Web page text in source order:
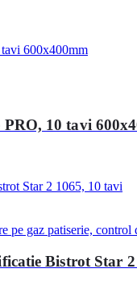
10 tavi
pe gaz patiserie, control
Bistrot Star